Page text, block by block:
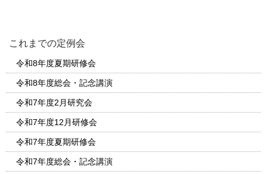
これまでの定例会
令和8年度夏期研修会
令和8年度総会・記念講演
令和7年度2月研究会
令和7年度12月研修会
令和7年度夏期研修会
令和7年度総会・記念講演